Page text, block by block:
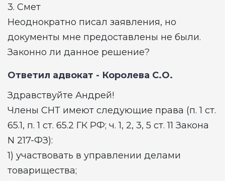
3. Смет
Неоднократно писал заявления, но
документы мне предоставлены не были.
Законно ли данное решение?
Ответил адвокат - Королева С.О.
Здравствуйте Андрей!
Члены СНТ имеют следующие права (п. 1 ст.
65.1, п. 1 ст. 65.2 ГК РФ; ч. 1, 2, 3, 5 ст. 11 Закона
N 217-ФЗ):
1) участвовать в управлении делами
товарищества;